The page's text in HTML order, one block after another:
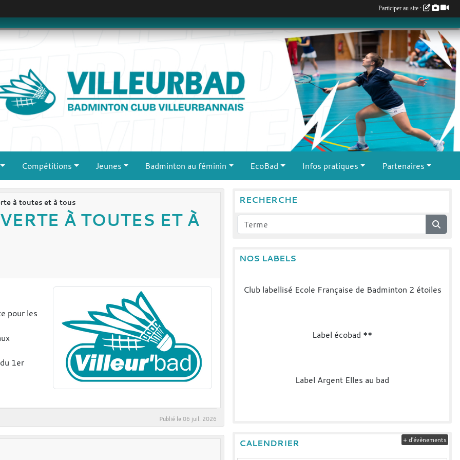
Compétitions Jeunes Badminton au féminin EcoBad Infos pratiques Partenaires
à toutes et à tous
À TOUTES ET À
pour les
1er
Publié le06 juil. 2026
RECHERCHE
NOS LABELS
Club labellisé Ecole Française de Badminton 2 étoiles
Label écobad **
Label Argent Elles au bad
CALENDRIER + d'évènements
Participer au site :